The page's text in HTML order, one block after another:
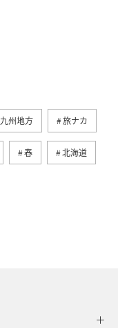
九州地方 旅ナカ
春 北海道